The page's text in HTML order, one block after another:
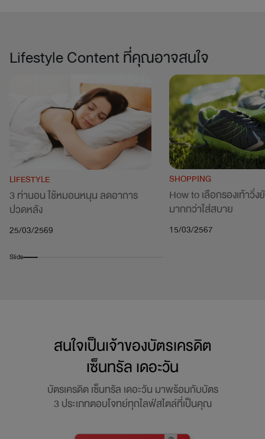
Lifestyle Content ที่คุณอาจสนใจ
LIFESTYLE
3 ท่านอน ใช้หมอนหนุน ลดอาการ
ปวดหลัง
25/03/2569
SHOPPING
How to เลือกรองเท้าวิ่งยั
มากกว่าใส่สบาย
15/03/2567
Slide
สนใจเป็นเจ้าของบัตรเครดิต
เซ็นทรัล เดอะวัน
บัตรเครดิต เซ็นทรัล เดอะวัน มาพร้อมกับบัตร
3 ประเภทตอบโจทย์ทุกไลฟ์สไตล์ที่เป็นคุณ